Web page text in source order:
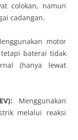
colokan, namun
cadangan.
motor
baterai tidak
(hanya lewat
Menggunakan
melalui reaksi